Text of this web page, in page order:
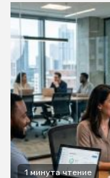
1 минута чтение